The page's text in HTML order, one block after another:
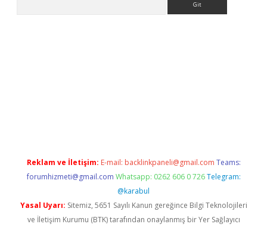
Reklam ve İletişim: E-mail: backlinkpaneli@gmail.com Teams:
forumhizmeti@gmail.com Whatsapp: 0262 606 0 726 Telegram:
@karabul
Yasal Uyarı: Sitemiz, 5651 Sayılı Kanun gereğince Bilgi Teknolojileri
ve İletişim Kurumu (BTK) tarafından onaylanmış bir Yer Sağlayıcı